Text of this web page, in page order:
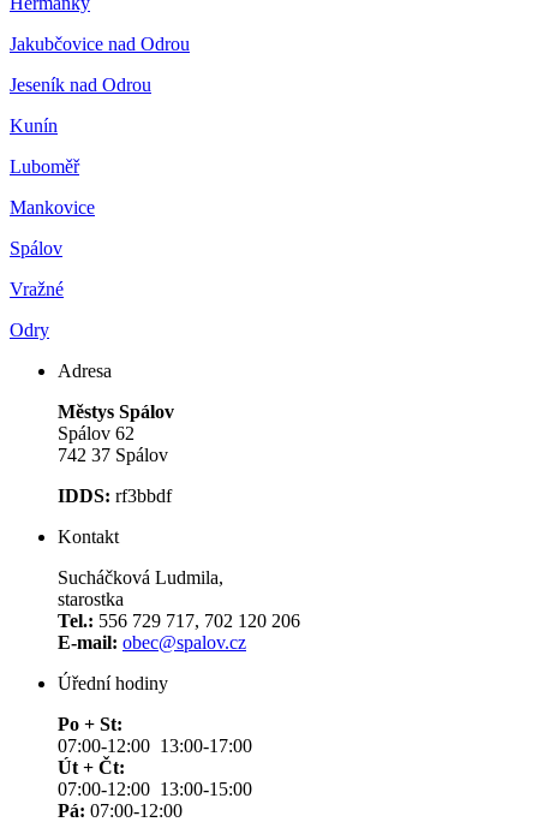
Jakubčovice nad Odrou
Jeseník nad Odrou
Kunín
Luboměř
Mankovice
Spálov
Vražné
Odry
Adresa
Městys Spálov
Spálov 62
742 37 Spálov
IDDS: rf3bbdf
Kontakt
Sucháčková Ludmila,
starostka
Tel.: 556 729 717, 702 120 206
E-mail: obec@spalov.cz
Úřední hodiny
Po + St:
07:00-12:00 13:00-17:00
Út + Čt:
07:00-12:00 13:00-15:00
Pá: 07:00-12:00